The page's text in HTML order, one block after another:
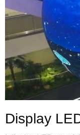
Display